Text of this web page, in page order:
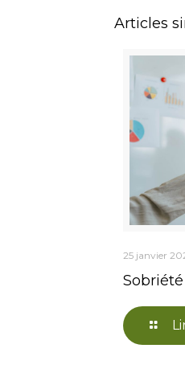
Articles
25 janvier